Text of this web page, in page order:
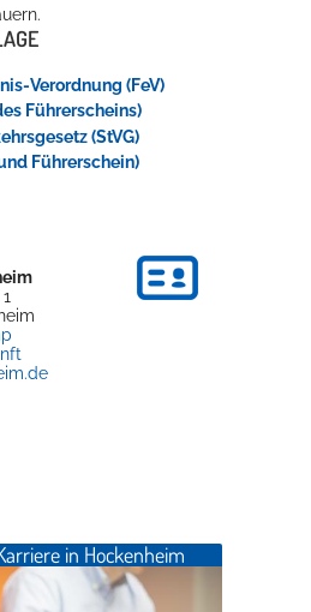
Verordnung (FeV)
Führerscheins)
(StVG)
Führerschein)
in Hockenheim